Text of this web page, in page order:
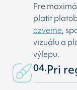
Pre
platiť
ozveme,
vizuálu a
výlepu.
04.Pri